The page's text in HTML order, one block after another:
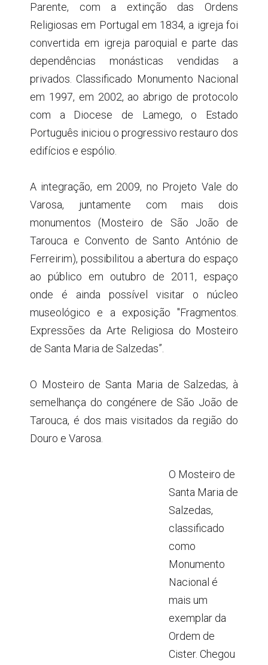
Parente, com a extinção das Ordens
Religiosas em Portugal em 1834, a igreja foi
convertida em igreja paroquial e parte das
dependências monásticas vendidas a
privados. Classificado Monumento Nacional
em 1997, em 2002, ao abrigo de protocolo
com a Diocese de Lamego, o Estado
Português iniciou o progressivo restauro dos
edifícios e espólio.
A integração, em 2009, no Projeto Vale do
Varosa, juntamente com mais dois
monumentos (Mosteiro de São João de
Tarouca e Convento de Santo António de
Ferreirim), possibilitou a abertura do espaço
ao público em outubro de 2011, espaço
onde é ainda possível visitar o núcleo
museológico e a exposição "Fragmentos.
Expressões da Arte Religiosa do Mosteiro
de Santa Maria de Salzedas”.
O Mosteiro de Santa Maria de Salzedas, à
semelhança do congénere de São João de
Tarouca, é dos mais visitados da região do
Douro e Varosa.
O Mosteiro de
Santa Maria de
Salzedas,
classificado
como
Monumento
Nacional é
mais um
exemplar da
Ordem de
Cister. Chegou